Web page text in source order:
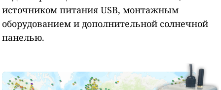
источником питания USB, монтажным
оборудованием и дополнительной солнечной
панелью.